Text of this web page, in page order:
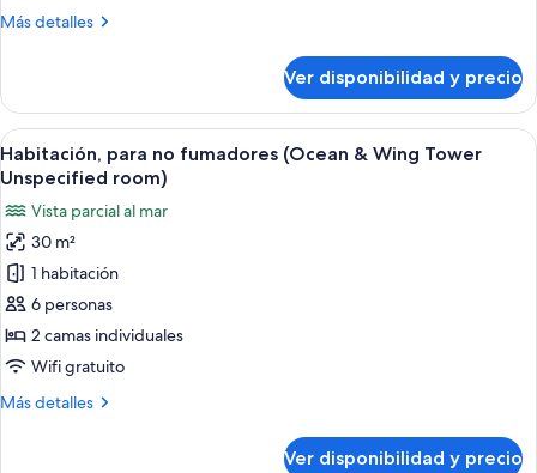
House)
Más detalles
Más
(Run
Of
House)
Ver disponibilidad y precio
Ver
todas
fotos
de
Habitación,
para
no
fumadores
&
Habitación de hotel con dos camas,
3
Habitación, para no fumadores (Ocean & Wing Tower
Unspecified room)
Vista parcial al mar
30 m²
1 habitación
6 personas
2 camas individuales
Wifi gratuito
Más detalles
Más
Ver disponibilidad y precio